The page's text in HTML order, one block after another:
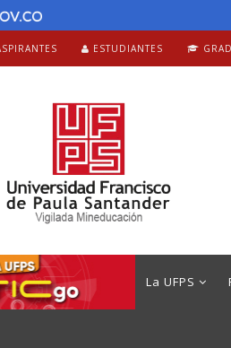
ESTUDIANTES
La UFPS